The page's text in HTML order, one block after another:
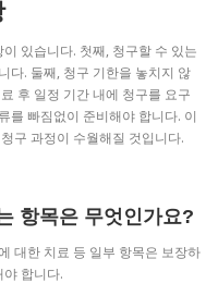
있습니다. 첫째, 청구할 수 있는
다. 둘째, 청구 기한을 놓치지 않
후 일정 기간 내에 청구를 요구
를 빠짐없이 준비해야 합니다. 이
구 과정이 수월해질 것입니다.
항목은 무엇인가요?
대한 치료 등 일부 항목은 보장하
합니다.